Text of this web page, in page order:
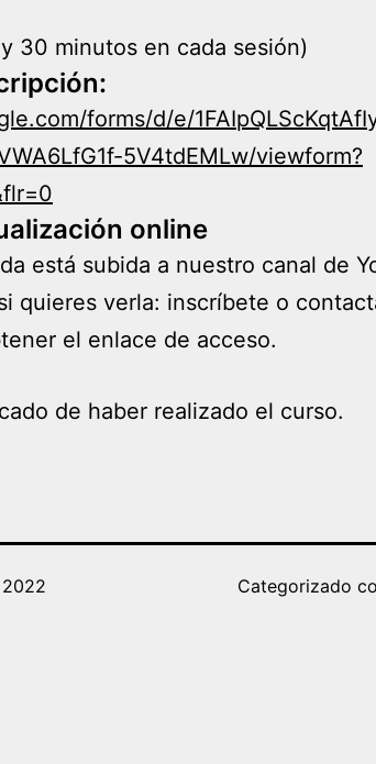
30 minutos en cada sesión)
forms/d/e/
5V4tdEMLw/viewform?
online
está subida a nuestro canal de
quieres verla: inscríbete o
el enlace de acceso.
de haber realizado el curso.
Categorizado